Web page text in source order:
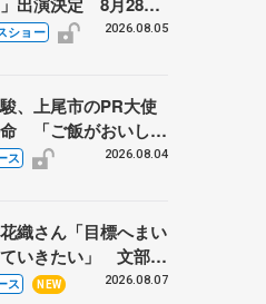
2公演のみ 荒川静
ショー 2026.08.05
、上尾市のPR大使
「ご飯がおいし
みやすいのが魅力」
ス 2026.08.04
織さん「目標へまい
いきたい」 文部科
ポーツ表彰式で代表
ス NEW 2026.08.07